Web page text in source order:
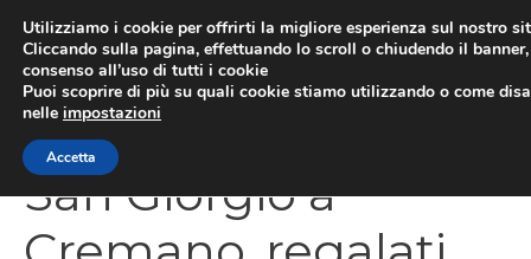
contenuto
San Giorgio a
Utilizziamo i cookie per offrirti la migliore esperienza sul nostro
Cliccando sulla pagina, effettuando lo scroll o chiudendo il
consenso all’uso di tutti i cookie
Puoi scoprire di più su quali cookie stiamo utilizzando o come
nelle impostazioni
Accetta